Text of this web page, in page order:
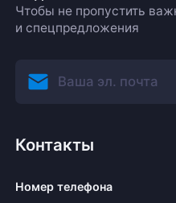
Чтобы не пропустить
и спецпредложения
Контакты
Номер телефона